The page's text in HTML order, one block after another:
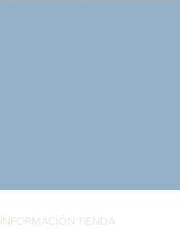
INFORMACIÓN TIENDA